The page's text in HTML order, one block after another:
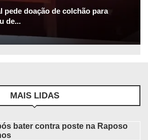
pede doação de colchão para
de...
MAIS LIDAS
bater contra poste na Raposo